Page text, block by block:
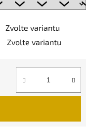
Zvolte variantu
Zvolte variantu